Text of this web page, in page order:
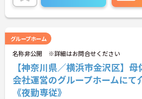
グループホーム
名称非公開 ※詳細はお問合せください
【神奈川県／横浜市金沢区】
会社運営のグループホームにて
《夜勤専従》